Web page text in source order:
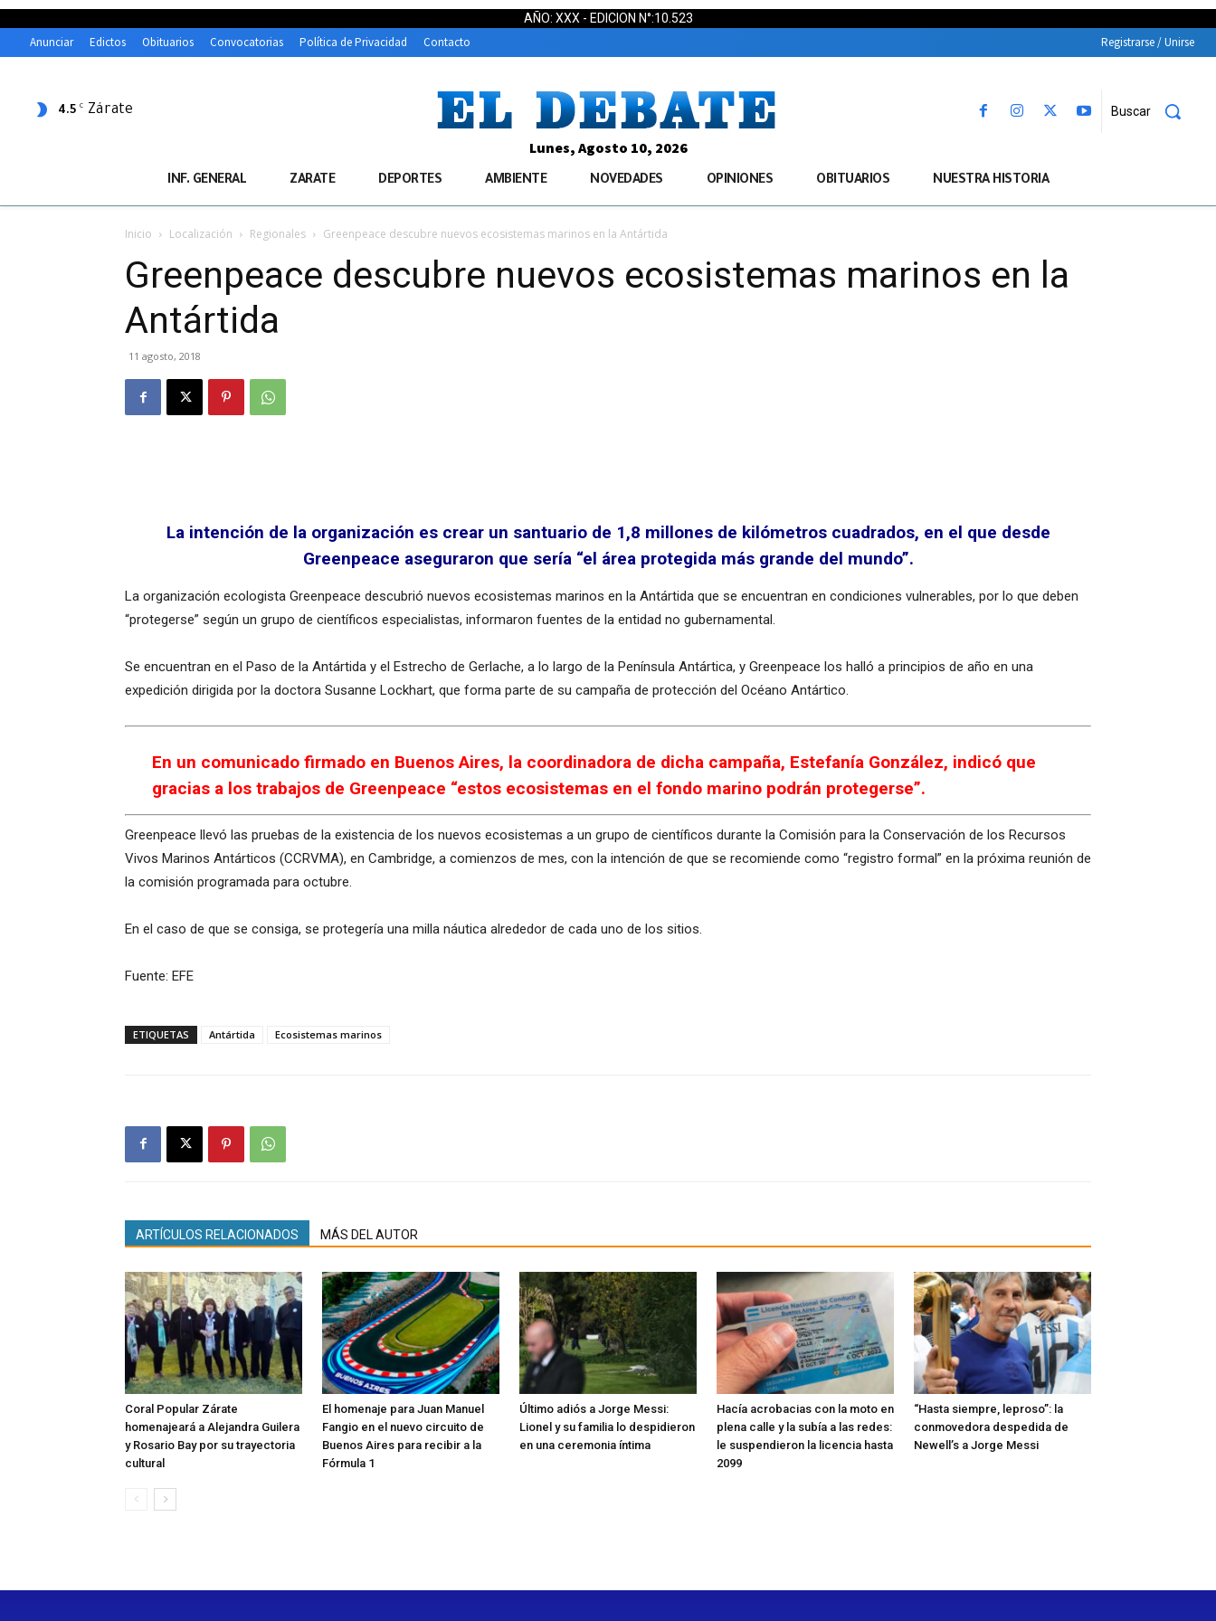
AÑO: XXX - EDICION N°:10.523
Anunciar Edictos Obituarios Convocatorias Política de Privacidad Contacto Registrarse / Unirse
4.5 C Zárate Buscar
Lunes, Agosto 10, 2026
INF. GENERAL ZARATE DEPORTES AMBIENTE NOVEDADES OPINIONES OBITUARIOS NUESTRA HISTORIA
Inicio Localización Regionales Greenpeace descubre nuevos ecosistemas marinos en la Antártida
Greenpeace descubre nuevos ecosistemas marinos en la
Antártida
11 agosto, 2018
La intención de la organización es crear un santuario de 1,8 millones de kilómetros cuadrados, en el que desde
Greenpeace aseguraron que sería “el área protegida más grande del mundo”.
La organización ecologista Greenpeace descubrió nuevos ecosistemas marinos en la Antártida que se encuentran en condiciones vulnerables, por lo que deben
“protegerse” según un grupo de científicos especialistas, informaron fuentes de la entidad no gubernamental.
Se encuentran en el Paso de la Antártida y el Estrecho de Gerlache, a lo largo de la Península Antártica, y Greenpeace los halló a principios de año en una
expedición dirigida por la doctora Susanne Lockhart, que forma parte de su campaña de protección del Océano Antártico.
En un comunicado firmado en Buenos Aires, la coordinadora de dicha campaña, Estefanía González, indicó que
gracias a los trabajos de Greenpeace “estos ecosistemas en el fondo marino podrán protegerse”.
Greenpeace llevó las pruebas de la existencia de los nuevos ecosistemas a un grupo de científicos durante la Comisión para la Conservación de los Recursos
Vivos Marinos Antárticos (CCRVMA), en Cambridge, a comienzos de mes, con la intención de que se recomiende como “registro formal” en la próxima reunión de
la comisión programada para octubre.
En el caso de que se consiga, se protegería una milla náutica alrededor de cada uno de los sitios.
Fuente: EFE
ETIQUETAS Antártida Ecosistemas marinos
ARTÍCULOS RELACIONADOS MÁS DEL AUTOR
Coral Popular Zárate
homenajeará a Alejandra Guilera
y Rosario Bay por su trayectoria
cultural
El homenaje para Juan Manuel
Fangio en el nuevo circuito de
Buenos Aires para recibir a la
Fórmula 1
Último adiós a Jorge Messi:
Lionel y su familia lo despidieron
en una ceremonia íntima
Hacía acrobacias con la moto en
plena calle y la subía a las redes:
le suspendieron la licencia hasta
2099
“Hasta siempre, leproso”: la
conmovedora despedida de
Newell’s a Jorge Messi